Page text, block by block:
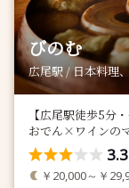
びのむ
広尾駅 / 日本料理
【広尾駅徒歩5分
おでん×ワインの
￥20,000～￥